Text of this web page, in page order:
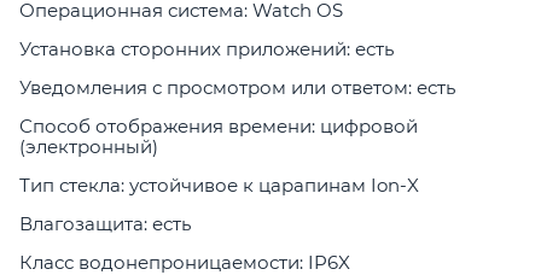
Операционная система: Watch OS
Установка сторонних приложений: есть
Уведомления с просмотром или ответом: есть
Способ отображения времени: цифровой
(электронный)
Тип стекла: устойчивое к царапинам Ion-X
Влагозащита: есть
Класс водонепроницаемости: IP6X